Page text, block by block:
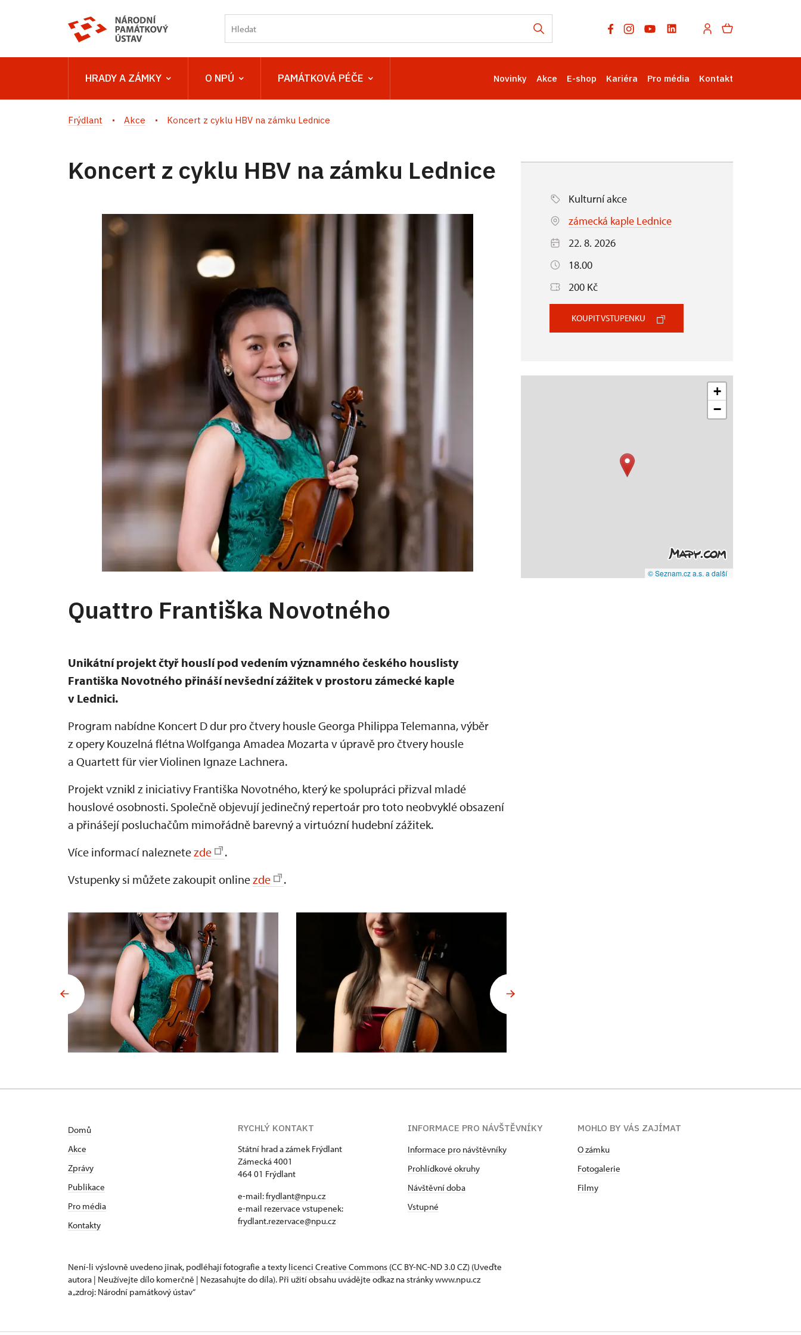
HRADY A ZÁMKY O NPÚ PAMÁTKOVÁ PÉČE Novinky Akce E-shop Kariéra Pro média Kontakt
Frýdlant Akce Koncert z cyklu HBV na zámku Lednice
Koncert z cyklu HBV na zámku Lednice
Quattro Františka Novotného
Unikátní projekt čtyř houslí pod vedením významného českého houslisty
Františka Novotného přináší nevšední zážitek v prostoru zámecké kaple
v Lednici.
Program nabídne Koncert D dur pro čtvery housle Georga Philippa Telemanna, výběr
z opery Kouzelná flétna Wolfganga Amadea Mozarta v úpravě pro čtvery housle
a Quartett für vier Violinen Ignaze Lachnera.
Projekt vznikl z iniciativy Františka Novotného, který ke spolupráci přizval mladé
houslové osobnosti. Společně objevují jedinečný repertoár pro toto neobvyklé obsazení
a přinášejí posluchačům mimořádně barevný a virtuózní hudební zážitek.
Více informací naleznetezde
.
Vstupenky si můžete zakoupit onlinezde .
Kulturní akce
zámecká kaple Lednice
22. 8. 2026
18.00
200 Kč
KOUPIT VSTUPENKU
+
−
© Seznam.cz a.s. a další
Domů
Akce
Zprávy
Publikace
Pro média
Kontakty
RYCHLÝ KONTAKT
Státní hrad a zámek Frýdlant
Zámecká 4001
464 01 Frýdlant
e-mail:frydlant@npu.cz
e-mail rezervace vstupenek:
frydlant.rezervace@npu.cz
INFORMACE PRO NÁVŠTĚVNÍKY
Informace pro návštěvníky
Prohlídkové okruhy
Návštěvní doba
Vstupné
MOHLO BY VÁS ZAJÍMAT
O zámku
Fotogalerie
Filmy
Není-li výslovně uvedeno jinak, podléhají fotografie a texty licenci Creative Commons (CC BY-NC-ND 3.0 CZ) (Uveďte
autora | Neužívejte dílo komerčně | Nezasahujte do díla). Při užití obsahu uvádějte odkaz na stránky www.npu.cz
a „zdroj: Národní památkový ústav“